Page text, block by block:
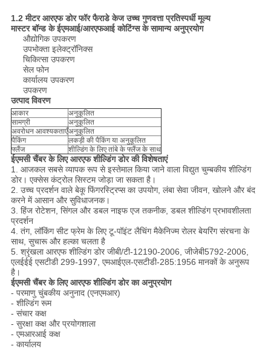
1.2 मीटर आरएफ डोर फॉर फैराडे केज उच्च गुणवत्ता प्रतिस्पर्धी मूल्य
मास्टर बॉन्ड के ईएमआई/आरएफआई कोटिंग्स के सामान्य अनुप्रयोग
औद्योगिक उपकरण
उपभोक्ता इलेक्ट्रॉनिक्स
चिकित्सा उपकरण
सेल फोन
कार्यालय उपकरण
उपकरण
उत्पाद विवरण
आकार
अनुकूलित
सामग्री
अनुकूलित
अवरोधन आवश्यकताएँअनुकूलित
पैकिंग
लकड़ी की पैकिंग या अनुकूलित
फ्लैंज
शील्डिंग के लिए तांबे के फ्लैंज के साथ
ईएमसी चैंबर के लिए आरएफ शील्डिंग डोर की विशेषताएं
1. आजकल सबसे व्यापक रूप से इस्तेमाल किया जाने वाला विद्युत चुम्बकीय शील्डिंग
डोर। एक्सेस कंट्रोल सिस्टम जोड़ा जा सकता है।
2. उच्च प्रदर्शन वाले बेकू फिंगरस्ट्रिप्स का उपयोग, लंबा सेवा जीवन, खोलने और बंद
करने में आसान और सुविधाजनक।
3. हिंज रोटेशन, सिंगल और डबल नाइफ एज तकनीक, डबल शील्डिंग प्रभावशीलता
प्रदर्शन
4. तंग, लॉकिंग सीट फ्रेम के लिए टू-पॉइंट लैचिंग मैकेनिज्म रोलर बेयरिंग संरचना के
साथ, सुचारू और हल्का चलता है
5. श्रृंखला आरएफ शील्डिंग डोर जीबी/टी-12190-2006, जीजेबी5792-2006,
एलईईई एसटीडी 299-1997, एमआईएल-एसटीडी-285:1956 मानकों के अनुरूप
है।
ईएमसी चैंबर के लिए आरएफ शील्डिंग डोर का अनुप्रयोग
- परमाणु चुंबकीय अनुनाद (एनएमआर)
- शील्डिंग रूम
- संचार कक्ष
- सुरक्षा कक्ष और प्रयोगशाला
- एमआरआई कक्ष
- कार्यालय